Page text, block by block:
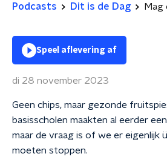
Podcasts Dit is de Dag
Speel aflevering af
di 28 november 2023
Geen chips, maar gezonde
basisscholen maakten al eerder
maar de vraag is of we er eigenlijk
moeten stoppen.